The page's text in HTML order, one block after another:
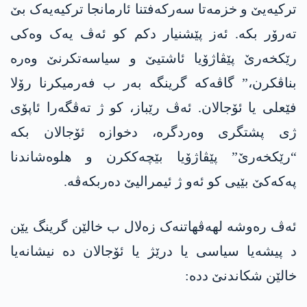
ترکیەیێ و خزمەتا سەرکەفتنا ئارمانجا ترکیەیەک بێ
تەرۆر بکە. ئەز پێشنیار دکم کو ئەڤ یەک وەکی
رێکخەرێ پێڤاژۆیا ئاشتیێ و سیاسەتکرنێ وەرە
بناڤکرن،” گاڤەکە گرینگە بەر ب فەرمیکرنا رۆلا
فێعلی یا ئۆجالان. ئەڤ رێباز، کو ژ تەڤگەرا ئاپۆی
ژی پشتگری وەردگرە، دخوازە ئۆجالان بکە
“رێکخەرێ” پێڤاژۆیا بێچەککرن و ھلوەشاندنا
پەکەکێ بێیی کو ئەو ژ ئیمرالیێ دەربکەڤە.
ئەڤ رەوشە لھەڤھاتنەک زەلال ب خالێن گرینگ یێن
د پیشەیا سیاسی یا درێژ یا ئۆجالان دە نیشانەیا
خالێن شکاندنێ ددە: